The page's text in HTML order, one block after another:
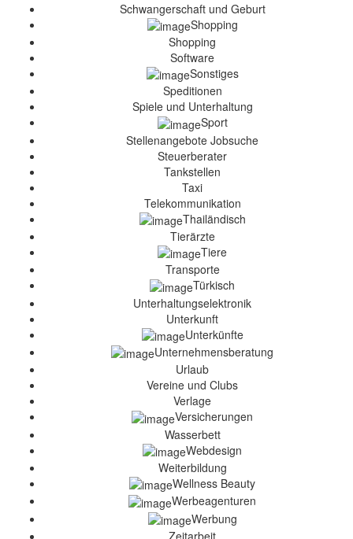
Schwangerschaft und Geburt
Shopping
Shopping
Software
Sonstiges
Speditionen
Spiele und Unterhaltung
Sport
Stellenangebote Jobsuche
Steuerberater
Tankstellen
Taxi
Telekommunikation
Thailändisch
Tierärzte
Tiere
Transporte
Türkisch
Unterhaltungselektronik
Unterkunft
Unterkünfte
Unternehmensberatung
Urlaub
Vereine und Clubs
Verlage
Versicherungen
Wasserbett
Webdesign
Weiterbildung
Wellness Beauty
Werbeagenturen
Werbung